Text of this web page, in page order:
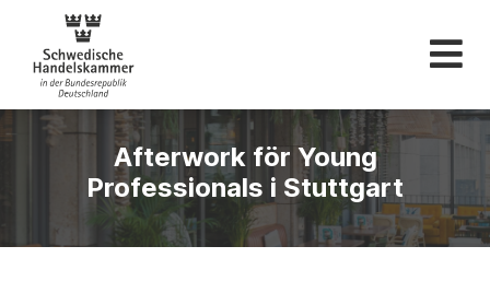
Svenska
Afterwork för Young
Professionals i Stuttgart